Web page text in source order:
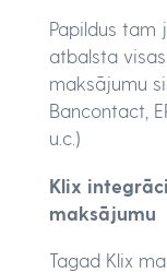
Papildus tam
atbalsta
maksājumu
Bancontact,
u.c.)
Klix
maksājumu
Tagad Klix